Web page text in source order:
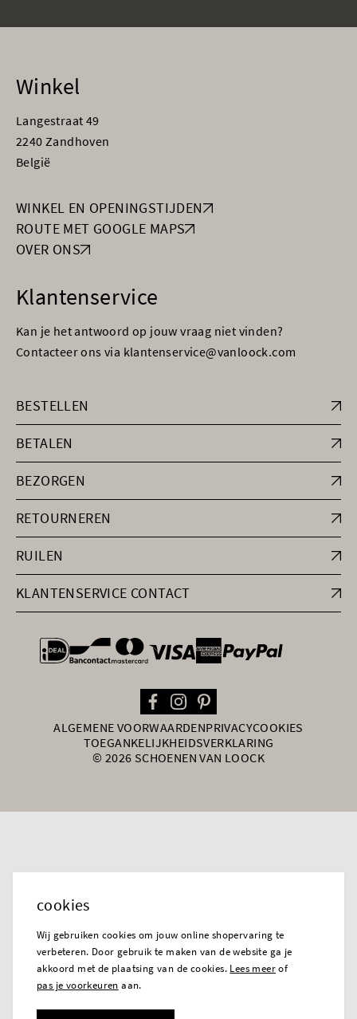
Winkel
Langestraat 49
2240 Zandhoven
België
WINKEL EN OPENINGSTIJDEN
ROUTE MET GOOGLE MAPS
OVER ONS
Klantenservice
Kan je het antwoord op jouw vraag niet vinden?
Contacteer ons via klantenservice@vanloock.com
BESTELLEN
BETALEN
BEZORGEN
RETOURNEREN
RUILEN
KLANTENSERVICE CONTACT
general.paymentOptions
ALGEMENE VOORWAARDENPRIVACYCOOKIES
TOEGANKELIJKHEIDSVERKLARING
© 2026 SCHOENEN VAN LOOCK
cookies
Wij gebruiken cookies om jouw online shopervaring te
verbeteren. Door gebruik te maken van de website ga je
akkoord met de plaatsing van de cookies. Lees meerof
pas je voorkeuren aan.